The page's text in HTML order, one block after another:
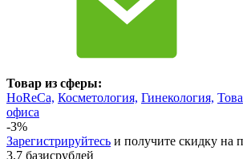
Товар из сферы:
HoReCa, Косметология, Гинекология,
офиса
-3%
Зарегистрируйтесь и получите скидку на
3.7 базисрублей